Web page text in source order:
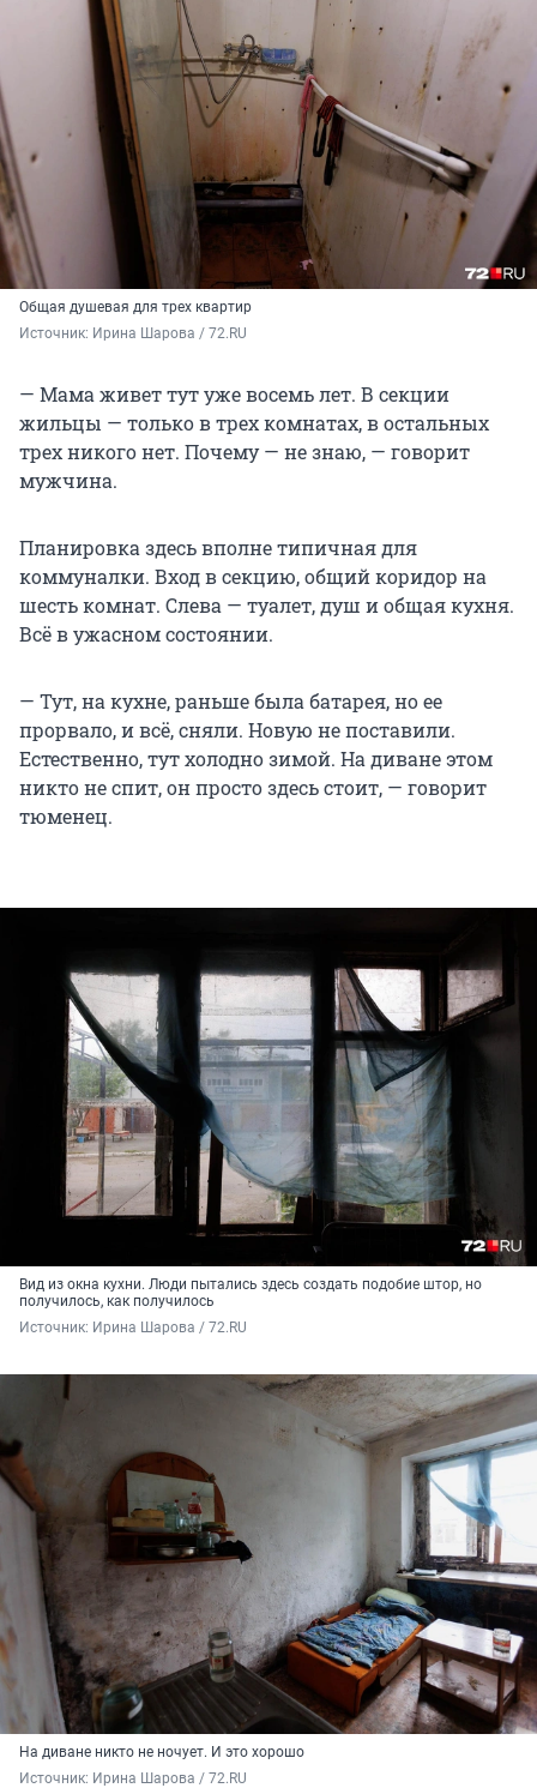
Общая душевая для трех квартир
Источник: Ирина Шарова / 72.RU
— Мама живет тут уже восемь лет. В секции
жильцы — только в трех комнатах, в остальных
трех никого нет. Почему — не знаю, — говорит
мужчина.
Планировка здесь вполне типичная для
коммуналки. Вход в секцию, общий коридор на
шесть комнат. Слева — туалет, душ и общая кухня.
Всё в ужасном состоянии.
— Тут, на кухне, раньше была батарея, но ее
прорвало, и всё, сняли. Новую не поставили.
Естественно, тут холодно зимой. На диване этом
никто не спит, он просто здесь стоит, — говорит
тюменец.
Вид из окна кухни. Люди пытались здесь создать подобие штор, но
получилось, как получилось
Источник: Ирина Шарова / 72.RU
На диване никто не ночует. И это хорошо
Источник: Ирина Шарова / 72.RU